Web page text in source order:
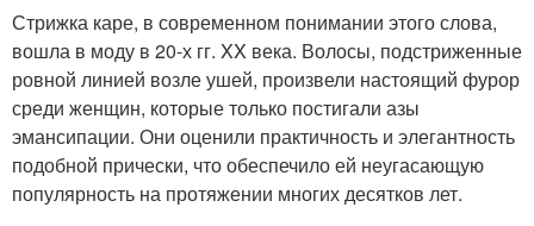
Стрижка каре, в современном понимании этого слова,
вошла в моду в 20-х гг. XX века. Волосы, подстриженные
ровной линией возле ушей, произвели настоящий фурор
среди женщин, которые только постигали азы
эмансипации. Они оценили практичность и элегантность
подобной прически, что обеспечило ей неугасающую
популярность на протяжении многих десятков лет.